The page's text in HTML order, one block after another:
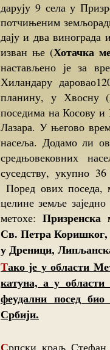
дарују 9 села у
потчињеним
дају и два винограда
изван ње (Хотачка
настављено је за
Хиландару
планину, у Хвосну (
поседима на Косову и
Лазара. У његово
насеља. Додамо ли
средњовековних
суседству, укупно
Поред ових поседа,
целине земље
метохе:Призренска
Св. Петра Коришког,
у Дреници,
Тако је у области Метохије Хиландар имао 72 насеља и 3 влашка
катуна, а у
феудални посед
Србији.